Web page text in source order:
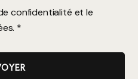
confidentialité et le
*